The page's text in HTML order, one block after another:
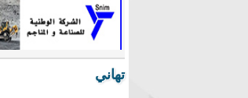
تهاني